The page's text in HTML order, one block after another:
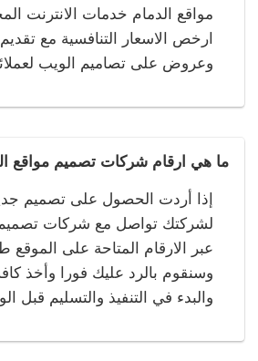
مواقع الدمام خدمات الانترنت
ارخص الاسعار التنافسية مع
وعروض على تصاميم الويب
ما هي ارقام شركات تصميم مواقع
إذا أردت الحصول على تصميم
لشركتك تواصل مع شركات تصميم
عبر الارقام المتاحة على الموقع
وسنقوم بالرد عليك فورا وأخذ
والبدء في التنفيذ والتسليم قبل